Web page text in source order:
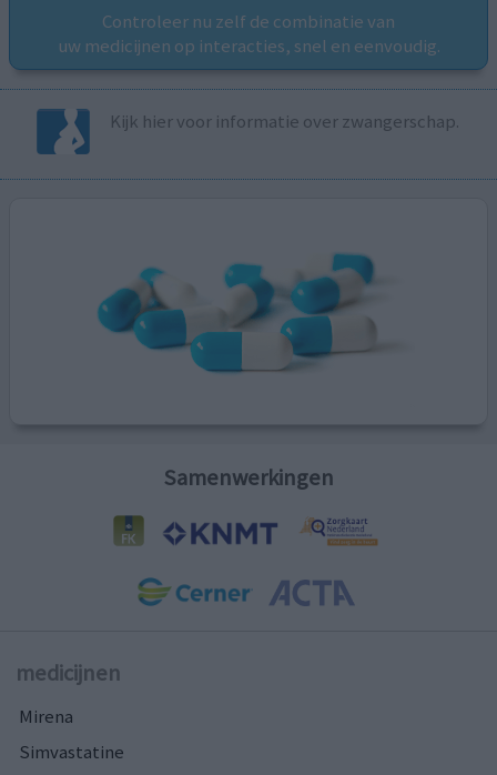
Controleer nu zelf de combinatie van
uw medicijnen op interacties, snel en eenvoudig.
Kijk hier voor informatie over zwangerschap.
Samenwerkingen
medicijnen
Mirena
Simvastatine